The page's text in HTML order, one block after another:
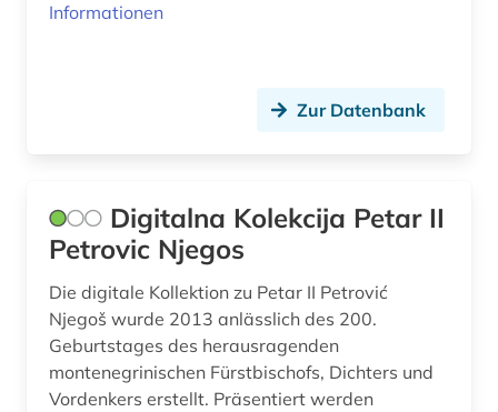
Informationen
Zur Datenbank
Digitalna Kolekcija Petar II
Petrovic Njegos
Die digitale Kollektion zu Petar II Petrović
Njegoš wurde 2013 anlässlich des 200.
Geburtstages des herausragenden
montenegrinischen Fürstbischofs, Dichters und
Vordenkers erstellt. Präsentiert werden